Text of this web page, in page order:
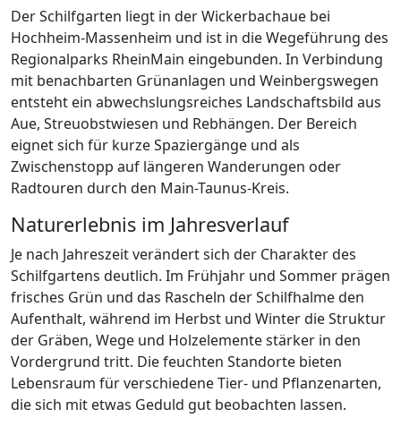
Der Schilfgarten liegt in der Wickerbachaue bei
Hochheim-Massenheim und ist in die Wegeführung des
Regionalparks RheinMain eingebunden. In Verbindung
mit benachbarten Grünanlagen und Weinbergswegen
entsteht ein abwechslungsreiches Landschaftsbild aus
Aue, Streuobstwiesen und Rebhängen. Der Bereich
eignet sich für kurze Spaziergänge und als
Zwischenstopp auf längeren Wanderungen oder
Radtouren durch den Main-Taunus-Kreis.
Naturerlebnis im Jahresverlauf
Je nach Jahreszeit verändert sich der Charakter des
Schilfgartens deutlich. Im Frühjahr und Sommer prägen
frisches Grün und das Rascheln der Schilfhalme den
Aufenthalt, während im Herbst und Winter die Struktur
der Gräben, Wege und Holzelemente stärker in den
Vordergrund tritt. Die feuchten Standorte bieten
Lebensraum für verschiedene Tier- und Pflanzenarten,
die sich mit etwas Geduld gut beobachten lassen.